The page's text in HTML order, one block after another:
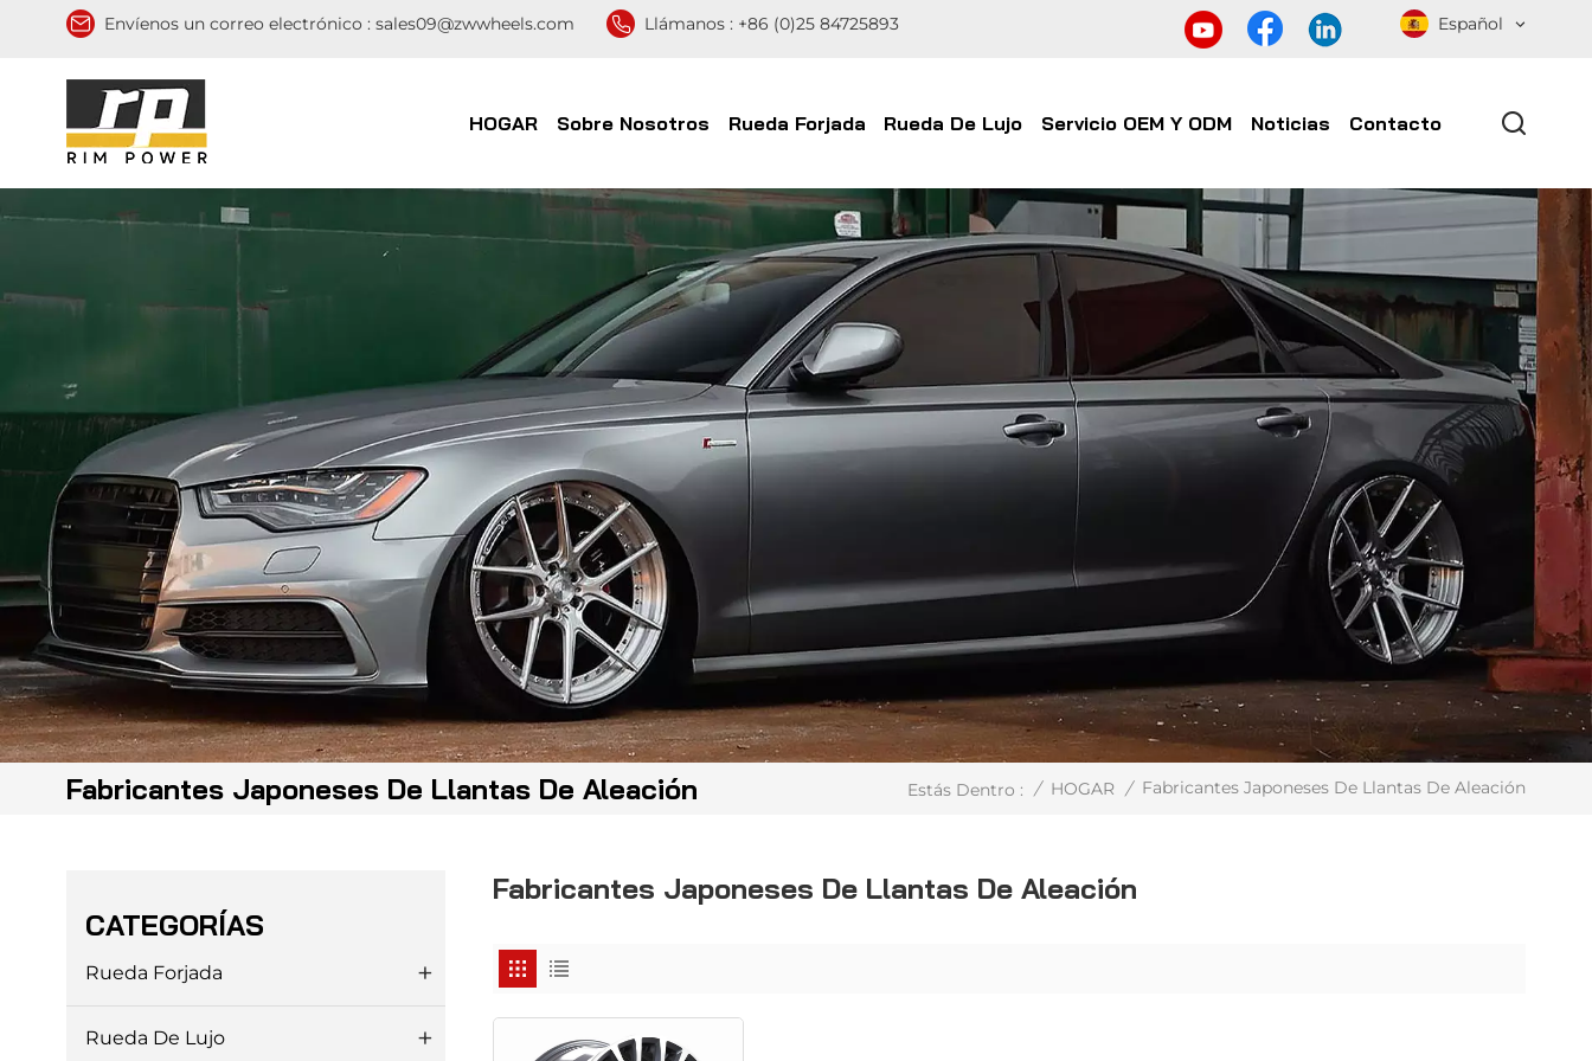
Envíenos un correo electrónico : sales09@zwwheels.com Llámanos : +86 (0)25 84725893 Español
HOGAR Sobre Nosotros Rueda Forjada Rueda De Lujo Servicio OEM Y ODM Noticias Contacto
Fabricantes Japoneses De Llantas De Aleación Estás Dentro : / HOGAR / Fabricantes Japoneses De Llantas De Aleación
Fabricantes Japoneses De Llantas De Aleación
CATEGORÍAS
Rueda Forjada
Rueda De Lujo